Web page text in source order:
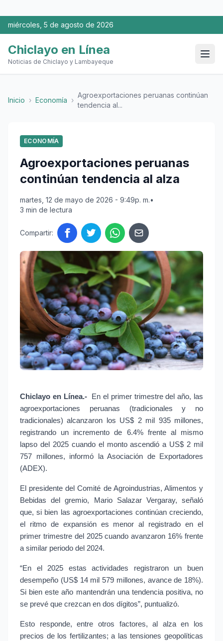
miércoles, 5 de agosto de 2026
Chiclayo en Línea
Noticias de Chiclayo y Lambayeque
Inicio › Economía ›
Agroexportaciones peruanas continúan
tendencia al...
ECONOMÍA
Agroexportaciones peruanas
continúan tendencia al alza
martes, 12 de mayo de 2026 - 9:49p. m.•
3 min de lectura
Compartir:
Chiclayo en Línea.-
En el primer trimestre del año, las
agroexportaciones peruanas (tradicionales y no
tradicionales) alcanzaron los US$ 2 mil 935 millones,
registrando un incremento de 6.4% frente al mismo
lapso del 2025 cuando el monto ascendió a US$ 2 mil
757 millones, informó la Asociación de Exportadores
(ADEX).
El presidente del Comité de Agroindustrias, Alimentos y
Bebidas del gremio, Mario Salazar Vergaray, señaló
que, si bien las agroexportaciones continúan creciendo,
el ritmo de expansión es menor al registrado en el
primer trimestre del 2025 cuando avanzaron 16% frente
a similar periodo del 2024.
“En el 2025 estas actividades registraron un buen
desempeño (US$ 14 mil 579 millones, avance de 18%).
Si bien este año mantendrán una tendencia positiva, no
se prevé que crezcan en dos dígitos”, puntualizó.
Esto responde, entre otros factores, al alza en los
precios de los fertilizantes; a las tensiones geopolíticas